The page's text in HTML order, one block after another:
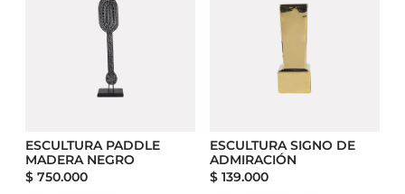
ESCULTURA PADDLE
MADERA NEGRO
$ 750.000
ESCULTURA SIGNO DE
ADMIRACIÓN
$ 139.000